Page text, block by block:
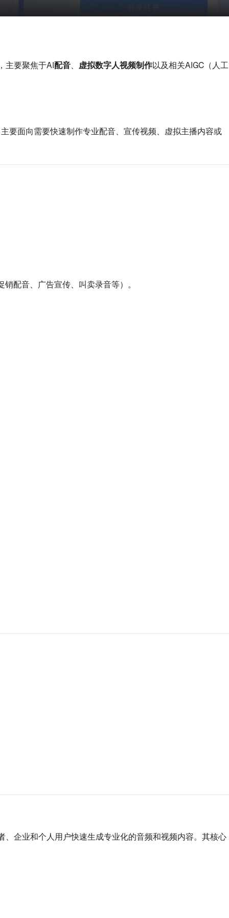
主要聚焦于AI配音、 虚拟数字人视频制作以及相关AIGC（人工
要面向需要快速制作专业配音、宣传视频、虚拟主播内容或
配音、广告宣传、叫卖录音等）。
、企业和个人用户快速生成专业化的音频和视频内容。其核心